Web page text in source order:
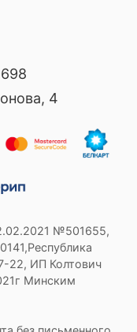
4
№501655,
22, ИП Колтович
Минским